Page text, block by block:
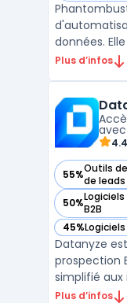
données.
stratégies
sociaux et
...
Plus d’infos
avec
4.4
55%Outils
de leads
— voir
50%B2B
— voir
45%
— voir
Datanyze
prospection
simplifié
prospects
Plus d’infos